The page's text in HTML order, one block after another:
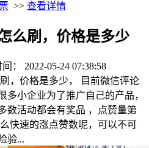
>> 查看详情
么刷，价格是多少
间： 2022-05-24 07:38:58
，价格是多少， 目前微信评论
多小企业为了推广自己的产品，
数活动都会有奖品 ，点赞量第
快速的涨点赞数呢，可以不可
验...